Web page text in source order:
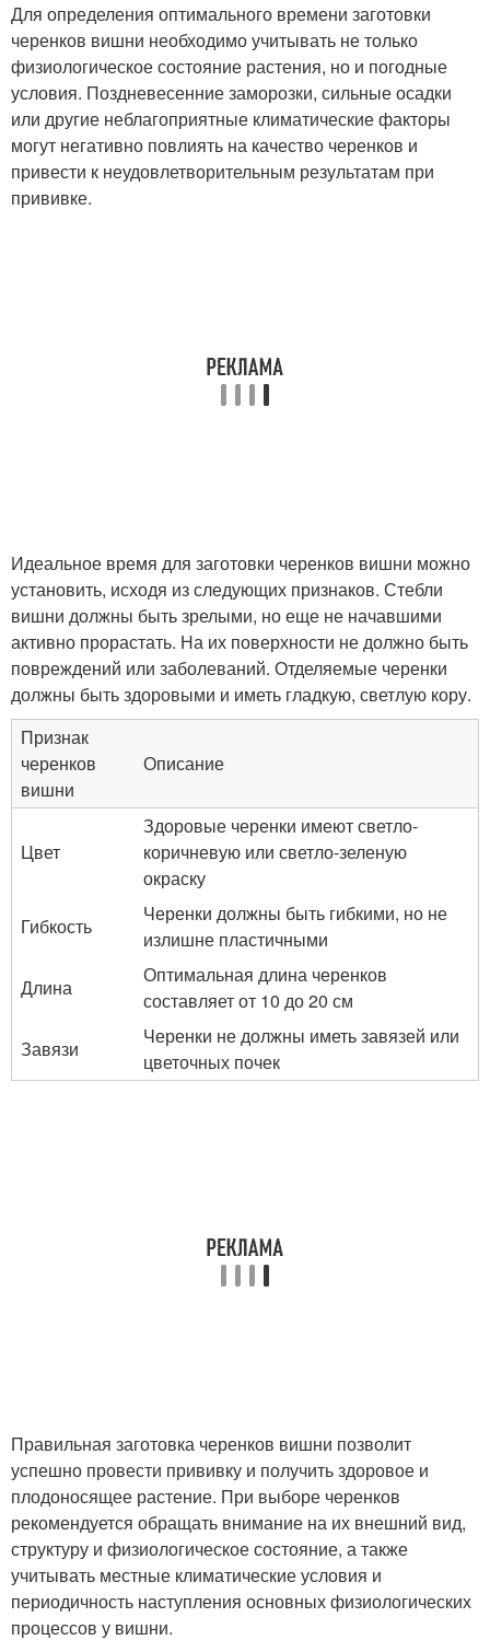
Для определения оптимального времени заготовки
черенков вишни необходимо учитывать не только
физиологическое состояние растения, но и погодные
условия. Поздневесенние заморозки, сильные осадки
или другие неблагоприятные климатические факторы
могут негативно повлиять на качество черенков и
привести к неудовлетворительным результатам при
прививке.
Идеальное время для заготовки черенков вишни можно
установить, исходя из следующих признаков. Стебли
вишни должны быть зрелыми, но еще не начавшими
активно прорастать. На их поверхности не должно быть
повреждений или заболеваний. Отделяемые черенки
должны быть здоровыми и иметь гладкую, светлую кору.
Признак
черенков
вишни
Описание
Цвет
Здоровые черенки имеют светло-
коричневую или светло-зеленую
окраску
Гибкость
Черенки должны быть гибкими, но не
излишне пластичными
Длина
Оптимальная длина черенков
составляет от 10 до 20 см
Завязи
Черенки не должны иметь завязей или
цветочных почек
Правильная заготовка черенков вишни позволит
успешно провести прививку и получить здоровое и
плодоносящее растение. При выборе черенков
рекомендуется обращать внимание на их внешний вид,
структуру и физиологическое состояние, а также
учитывать местные климатические условия и
периодичность наступления основных физиологических
процессов у вишни.